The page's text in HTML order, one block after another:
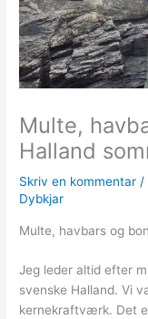
Multe,
Halland
Skriv en kommentar /
Dybkjar
Multe, havbars og
Jeg leder altid efter
svenske Halland. Vi
kernekraftværk. Det